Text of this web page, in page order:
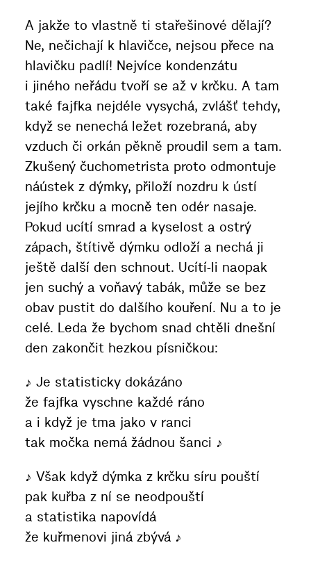
A jakže to vlastně ti stařešinové dělají?
Ne, nečichají k hlavičce, nejsou přece na
hlavičku padlí! Nejvíce kondenzátu
i jiného neřádu tvoří se až v krčku. A tam
také fajfka nejdéle vysychá, zvlášť tehdy,
když se nenechá ležet rozebraná, aby
vzduch či orkán pěkně proudil sem a tam.
Zkušený čuchometrista proto odmontuje
náústek z dýmky, přiloží nozdru k ústí
jejího krčku a mocně ten odér nasaje.
Pokud ucítí smrad a kyselost a ostrý
zápach, štítivě dýmku odloží a nechá ji
ještě další den schnout. Ucítí-li naopak
jen suchý a voňavý tabák, může se bez
obav pustit do dalšího kouření. Nu a to je
celé. Leda že bychom snad chtěli dnešní
den zakončit hezkou písničkou:
♪ Je statisticky dokázáno
že fajfka vyschne každé ráno
a i když je tma jako v ranci
tak močka nemá žádnou šanci ♪
♪ Však když dýmka z krčku síru pouští
pak kuřba z ní se neodpouští
a statistika napovídá
že kuřmenovi jiná zbývá ♪